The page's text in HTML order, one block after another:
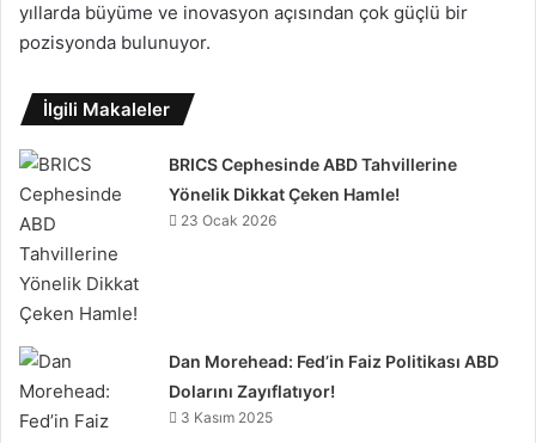
yıllarda büyüme ve inovasyon açısından çok güçlü bir
pozisyonda bulunuyor.
İlgili Makaleler
BRICS Cephesinde ABD Tahvillerine
Yönelik Dikkat Çeken Hamle!
23 Ocak 2026
Dan Morehead: Fed’in Faiz Politikası ABD
Dolarını Zayıflatıyor!
3 Kasım 2025